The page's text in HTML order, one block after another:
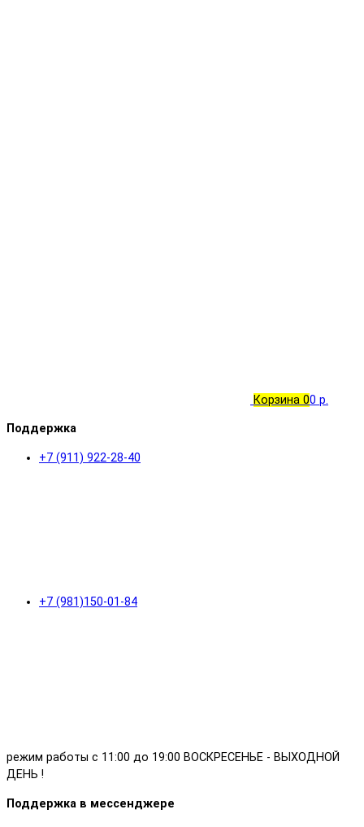
Корзина 00 р.
Поддержка
+7 (911) 922-28-40
+7 (981)150-01-84
режим работы с 11:00 до 19:00 ВОСКРЕСЕНЬЕ - ВЫХОДНОЙ
ДЕНЬ !
Поддержка в мессенджере